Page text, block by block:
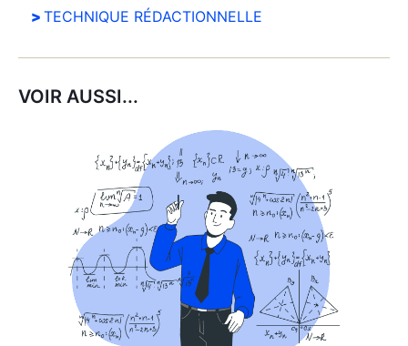
TECHNIQUE RÉDACTIONNELLE
VOIR AUSSI...